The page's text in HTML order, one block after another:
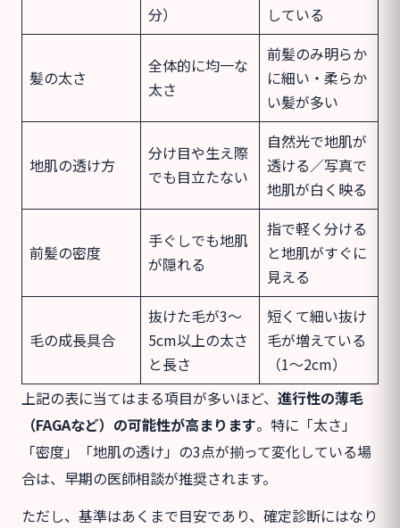
分）
している
髪の太さ
全体的に均一な
太さ
前髪のみ明らか
に細い・柔らか
い髪が多い
地肌の透け方
分け目や生え際
でも目立たない
自然光で地肌が
透ける／写真で
地肌が白く映る
前髪の密度
手ぐしでも地肌
が隠れる
指で軽く分ける
と地肌がすぐに
見える
毛の成長具合
抜けた毛が3〜
5cm以上の太さ
と長さ
短くて細い抜け
毛が増えている
（1〜2cm）
上記の表に当てはまる項目が多いほど、 進行性の薄毛
（FAGAなど）の可能性が高まります。特に「太さ」
「密度」「地肌の透け」の3点が揃って変化している場
合は、早期の医師相談が推奨されます。
ただし、基準はあくまで目安であり、確定診断にはなり